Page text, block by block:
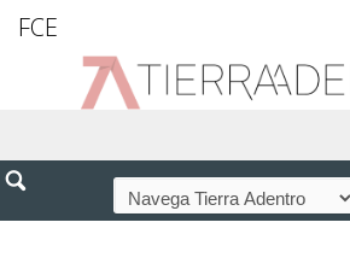
FCE